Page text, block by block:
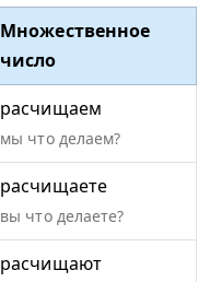
Множественное
число
расчищаем
мы что делаем?
расчищаете
вы что делаете?
расчищают